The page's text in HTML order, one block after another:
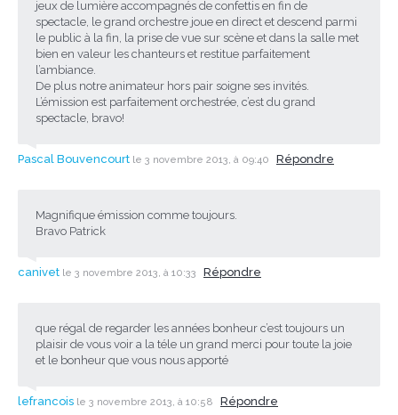
jeux de lumière accompagnés de confettis en fin de
spectacle, le grand orchestre joue en direct et descend parmi
le public à la fin, la prise de vue sur scène et dans la salle met
bien en valeur les chanteurs et restitue parfaitement
l’ambiance.
De plus notre animateur hors pair soigne ses invités.
L’émission est parfaitement orchestrée, c’est du grand
spectacle, bravo!
Pascal Bouvencourt le 3 novembre 2013, à 09:40 Répondre
Magnifique émission comme toujours.
Bravo Patrick
canivet le 3 novembre 2013, à 10:33 Répondre
que régal de regarder les années bonheur c’est toujours un
plaisir de vous voir a la téle un grand merci pour toute la joie
et le bonheur que vous nous apporté
lefrancois le 3 novembre 2013, à 10:58 Répondre